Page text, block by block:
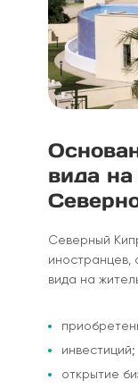
вида
Северный
иностранцев,
вида на
инвестиций;
открытие